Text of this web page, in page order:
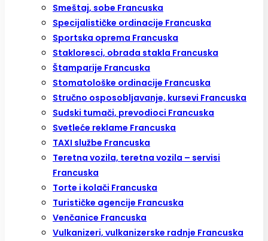
Smeštaj, sobe Francuska
Specijalističke ordinacije Francuska
Sportska oprema Francuska
Stakloresci, obrada stakla Francuska
Štamparije Francuska
Stomatološke ordinacije Francuska
Stručno osposobljavanje, kursevi Francuska
Sudski tumači, prevodioci Francuska
Svetleće reklame Francuska
TAXI službe Francuska
Teretna vozila, teretna vozila – servisi
Francuska
Torte i kolači Francuska
Turističke agencije Francuska
Venčanice Francuska
Vulkanizeri, vulkanizerske radnje Francuska